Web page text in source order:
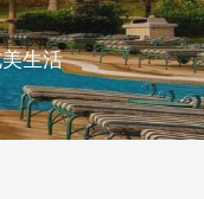
生活